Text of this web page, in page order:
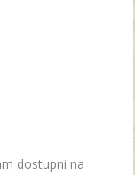
dostupni na